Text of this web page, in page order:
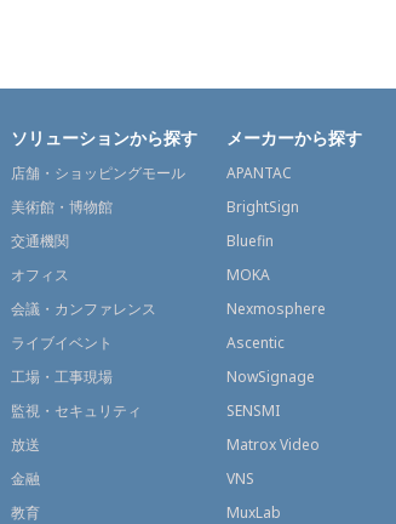
ソリューションから探す
店舗・ショッピングモール
美術館・博物館
交通機関
オフィス
会議・カンファレンス
ライブイベント
工場・工事現場
監視・セキュリティ
放送
金融
教育
メーカーから探す
APANTAC
BrightSign
Bluefin
MOKA
Nexmosphere
Ascentic
NowSignage
SENSMI
Matrox Video
VNS
MuxLab